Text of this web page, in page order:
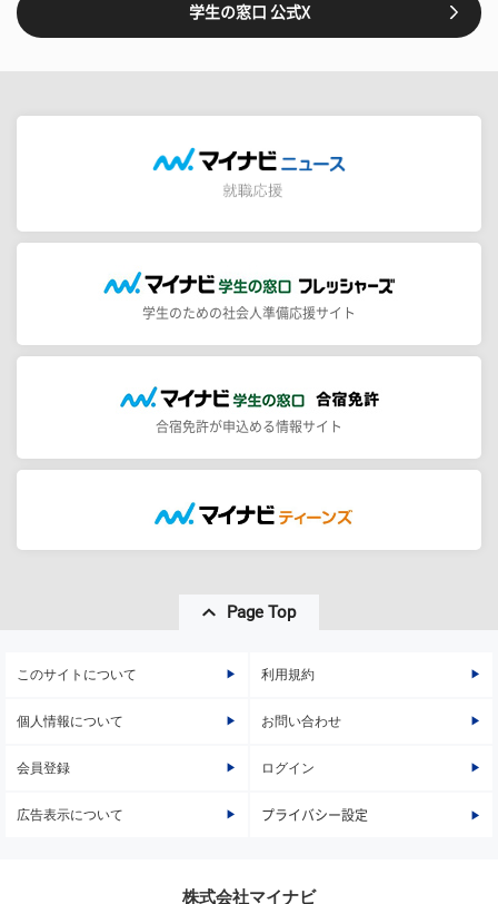
学生の窓口 公式X
学生のための社会人準備応援サイト
合宿免許が申込める情報サイト
Page Top
このサイトについて 利用規約
個人情報について お問い合わせ
会員登録 ログイン
広告表示について プライバシー設定
株式会社マイナビ